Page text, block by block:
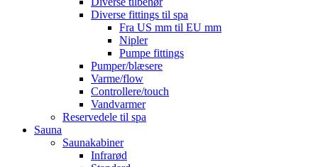
Diverse fittings til spa
Fra US mm til EU mm
Nipler
Pumpe fittings
Pumper/blæsere
Varme/flow
Controllere/touch
Vandvarmer
Reservedele til spa
Sauna
Saunakabiner
Infrarød